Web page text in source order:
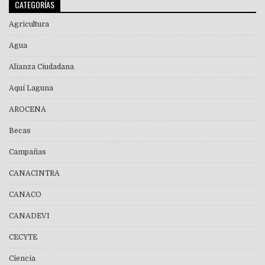
CATEGORÍAS
Agricultura
Agua
Alianza Ciudadana
Aquí Laguna
AROCENA
Becas
Campañas
CANACINTRA
CANACO
CANADEVI
CECYTE
Ciencia